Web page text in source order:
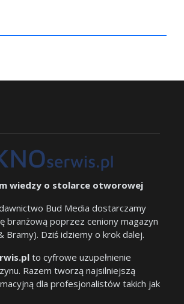
wiedzy o stolarce otworowej
Bud Media dostarczamy
branżową poprzez ceniony magazyn
Bramy). Dziś idziemy o krok dalej.
to cyfrowe uzupełnienie
Razem tworzą najsilniejszą
dla profesjonalistów takich jak